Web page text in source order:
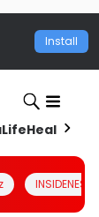
Install
LifeHealth
INSIDENESIA